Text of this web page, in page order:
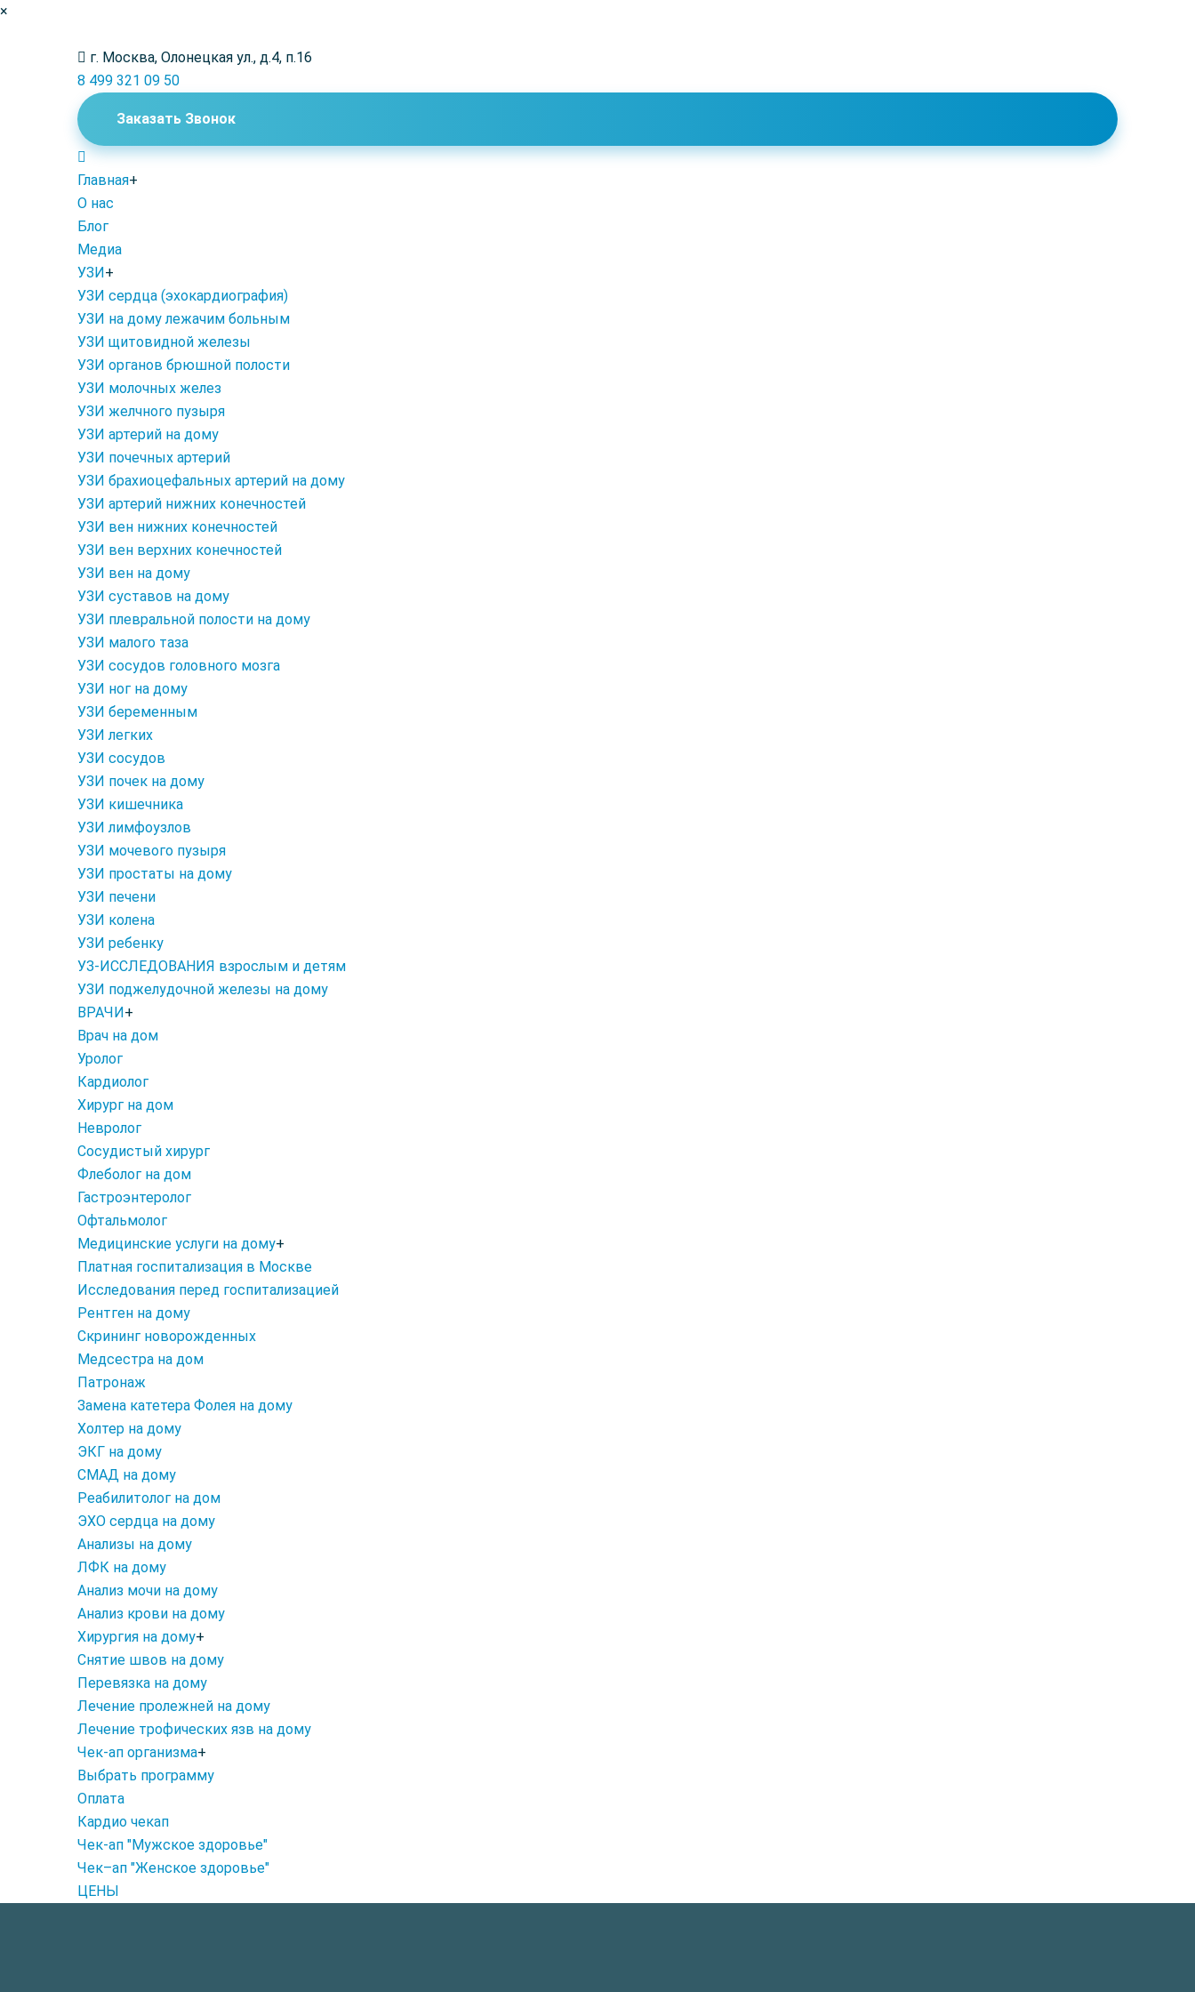
×
г. Москва, Олонецкая ул., д.4, п.16
8 499 321 09 50
Заказать Звонок
Главная+
О нас
Блог
Медиа
УЗИ+
УЗИ сердца (эхокардиография)
УЗИ на дому лежачим больным
УЗИ щитовидной железы
УЗИ органов брюшной полости
УЗИ молочных желез
УЗИ желчного пузыря
УЗИ артерий на дому
УЗИ почечных артерий
УЗИ брахиоцефальных артерий на дому
УЗИ артерий нижних конечностей
УЗИ вен нижних конечностей
УЗИ вен верхних конечностей
УЗИ вен на дому
УЗИ суставов на дому
УЗИ плевральной полости на дому
УЗИ малого таза
УЗИ сосудов головного мозга
УЗИ ног на дому
УЗИ беременным
УЗИ легких
УЗИ сосудов
УЗИ почек на дому
УЗИ кишечника
УЗИ лимфоузлов
УЗИ мочевого пузыря
УЗИ простаты на дому
УЗИ печени
УЗИ колена
УЗИ ребенку
УЗ-ИССЛЕДОВАНИЯ взрослым и детям
УЗИ поджелудочной железы на дому
ВРАЧИ+
Врач на дом
Уролог
Кардиолог
Хирург на дом
Невролог
Сосудистый хирург
Флеболог на дом
Гастроэнтеролог
Офтальмолог
Медицинские услуги на дому+
Платная госпитализация в Москве
Исследования перед госпитализацией
Рентген на дому
Скрининг новорожденных
Медсестра на дом
Патронаж
Замена катетера Фолея на дому
Холтер на дому
ЭКГ на дому
СМАД на дому
Реабилитолог на дом
ЭХО сердца на дому
Анализы на дому
ЛФК на дому
Анализ мочи на дому
Анализ крови на дому
Хирургия на дому+
Снятие швов на дому
Перевязка на дому
Лечение пролежней на дому
Лечение трофических язв на дому
Чек-ап организма+
Выбрать программу
Оплата
Кардио чекап
Чек-ап "Мужское здоровье"
Чек–ап "Женское здоровье"
ЦЕНЫ